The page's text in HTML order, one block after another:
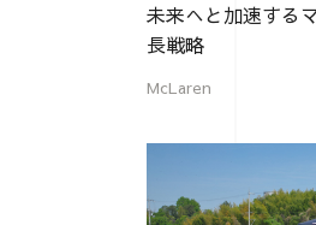
未来へと加速する
長戦略
McLaren